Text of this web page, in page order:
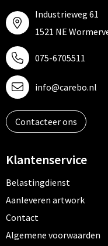
Industrieweg 61
1521 NE
075-6705511
info@carebo.nl
Contacteer ons
Klantenservice
Belastingdienst
Aanleveren artwork
Contact
Algemene voorwaarden